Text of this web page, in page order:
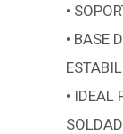
•
• BASE
• IDEAL